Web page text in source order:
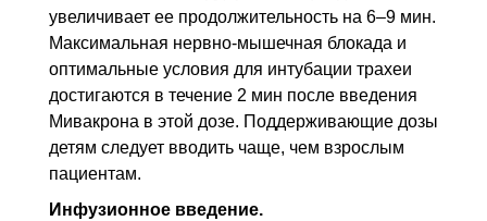
увеличивает ее продолжительность на 6–9 мин.
Максимальная нервно-мышечная блокада и
оптимальные условия для интубации трахеи
достигаются в течение 2 мин после введения
Мивакрона в этой дозе. Поддерживающие дозы
детям следует вводить чаще, чем взрослым
пациентам.
Инфузионное введение.